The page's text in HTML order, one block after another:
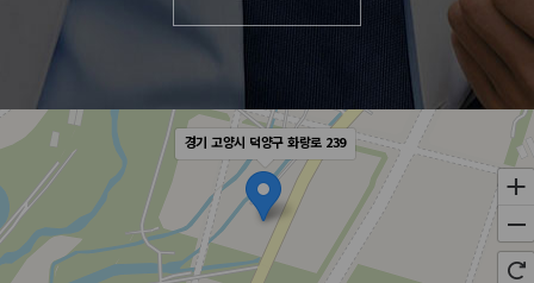
경기 고양시 덕양구 화랑로 239